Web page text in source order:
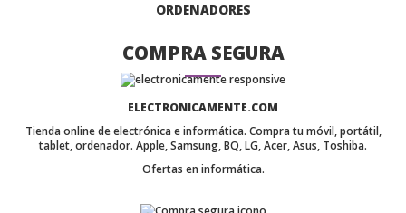
ORDENADORES
COMPRA SEGURA
ELECTRONICAMENTE.COM
Tienda online de electrónica e informática. Compra tu móvil, portátil,
tablet, ordenador. Apple, Samsung, BQ, LG, Acer, Asus, Toshiba.
Ofertas en informática.